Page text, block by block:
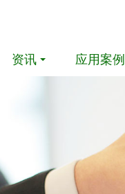
资讯 应用案例